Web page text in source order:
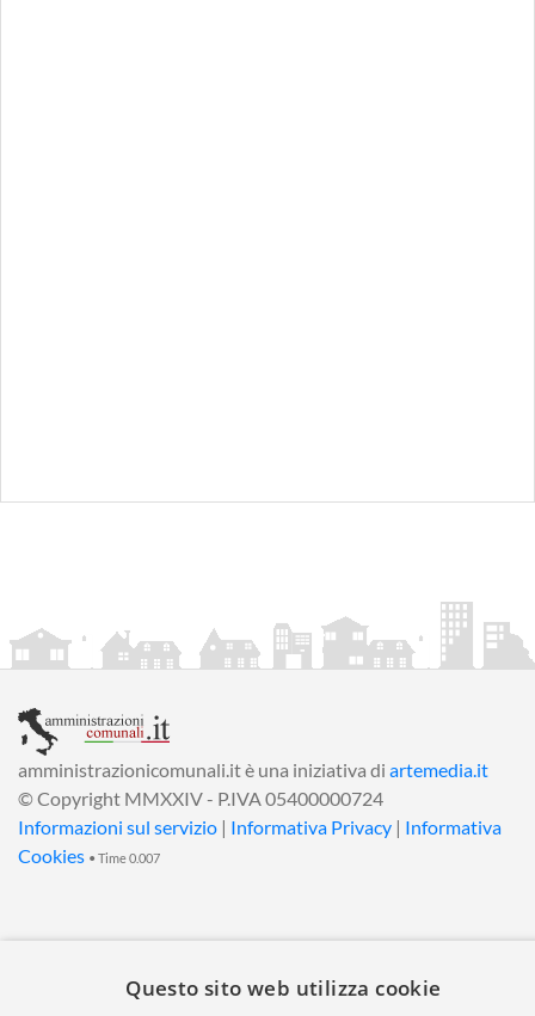
amministrazionicomunali.it è una iniziativa di artemedia.it
© Copyright MMXXIV - P.IVA 05400000724
Informazioni sul servizio | Informativa Privacy | Informativa
Cookies • Time 0.007
Questo sito web utilizza cookie